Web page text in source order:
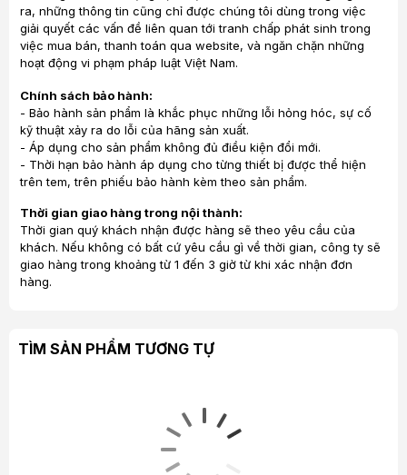
ra, những thông tin cũng chỉ được chúng tôi dùng trong việc
giải quyết các vấn đề liên quan tới tranh chấp phát sinh trong
việc mua bán, thanh toán qua website, và ngăn chặn những
hoạt động vi phạm pháp luật Việt Nam.
Chính sách bảo hành:
- Bảo hành sản phẩm là khắc phục những lỗi hỏng hóc, sự cố
kỹ thuật xảy ra do lỗi của hãng sản xuất.
- Áp dụng cho sản phẩm không đủ điều kiện đổi mới.
- Thời hạn bảo hành áp dụng cho từng thiết bị được thể hiện
trên tem, trên phiếu bảo hành kèm theo sản phẩm.
Thời gian giao hàng trong nội thành:
Thời gian quý khách nhận được hàng sẽ theo yêu cầu của
khách. Nếu không có bất cứ yêu cầu gì về thời gian, công ty sẽ
giao hàng trong khoảng từ 1 đến 3 giờ từ khi xác nhận đơn
hàng.
TÌM SẢN PHẨM TƯƠNG TỰ